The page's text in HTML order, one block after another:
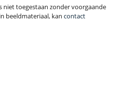
niet toegestaan zonder voorgaande
beeldmateriaal, kan contact